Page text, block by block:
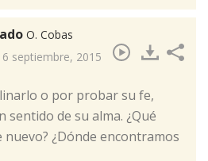
O. Cobas
6 septiembre, 2015
o por probar su fe,
sentido de su alma. ¿Qué
¿Dónde encontramos